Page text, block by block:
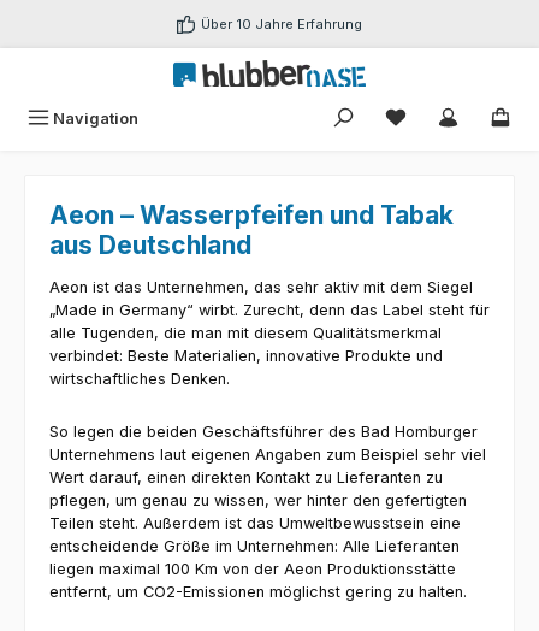
Zum Hauptinhalt springen Über 10 Jahre Erfahrung
Navigation Du hast 0
Aeon – Wasserpfeifen und Tabak
aus Deutschland
Aeon ist das Unternehmen, das sehr aktiv mit dem Siegel
„Made in Germany“ wirbt. Zurecht, denn das Label steht für
alle Tugenden, die man mit diesem Qualitätsmerkmal
verbindet: Beste Materialien, innovative Produkte und
wirtschaftliches Denken.
So legen die beiden Geschäftsführer des Bad Homburger
Unternehmens laut eigenen Angaben zum Beispiel sehr viel
Wert darauf, einen direkten Kontakt zu Lieferanten zu
pflegen, um genau zu wissen, wer hinter den gefertigten
Teilen steht. Außerdem ist das Umweltbewusstsein eine
entscheidende Größe im Unternehmen: Alle Lieferanten
liegen maximal 100 Km von der Aeon Produktionsstätte
entfernt, um CO2-Emissionen möglichst gering zu halten.